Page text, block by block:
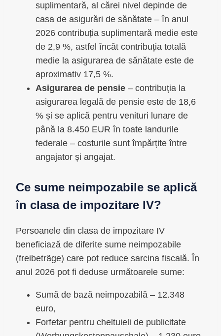
suplimentară, al cărei nivel depinde de
casa de asigurări de sănătate – în anul
2026 contribuția suplimentară medie este
de 2,9 %, astfel încât contribuția totală
medie la asigurarea de sănătate este de
aproximativ 17,5 %.
Asigurarea de pensie – contribuția la
asigurarea legală de pensie este de 18,6
% și se aplică pentru venituri lunare de
până la 8.450 EUR în toate landurile
federale – costurile sunt împărțite între
angajator și angajat.
Ce sume neimpozabile se aplică
în clasa de impozitare IV?
Persoanele din clasa de impozitare IV
beneficiază de diferite sume neimpozabile
(freibeträge) care pot reduce sarcina fiscală. În
anul 2026 pot fi deduse următoarele sume:
Sumă de bază neimpozabilă – 12.348
euro,
Forfetar pentru cheltuieli de publicitate